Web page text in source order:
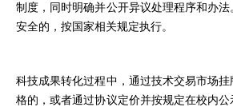
制度，同时明确并公开异议处理程序和办
安全的，按国家相关规定执行。
科技成果转化过程中，通过技术交易市场
格的，或者通过协议定价并按规定在校内